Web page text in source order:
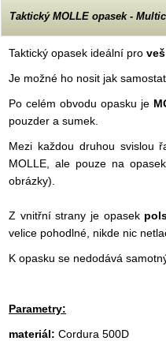
Taktický MOLLE opasek -
Taktický opasek ideální pro
Je možné ho nosit jak
Po celém obvodu opasku je
pouzder a sumek.
Mezi každou druhou svislou
MOLLE, ale pouze na
obrázky).
Z vnitřní strany je opasek
velice pohodlné, nikde nic
K opasku se nedodává
Parametry:
materiál: Cordura 500D